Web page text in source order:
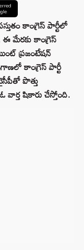
కాంగ్రెస్ పార్టీలో
మేరకు కాంగ్రెస్
ప్రజంటేషన్
కాంగ్రెస్ పార్టీ
పొత్తు
వార్త షికారు చేస్తోంది.